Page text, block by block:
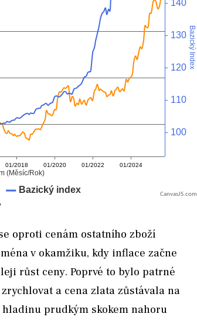
CanvasJS.com
oproti cenám ostatního zboží
v okamžiku, kdy inflace začne
růst ceny. Poprvé to bylo patrné
a cena zlata zůstávala na
prudkým skokem nahoru